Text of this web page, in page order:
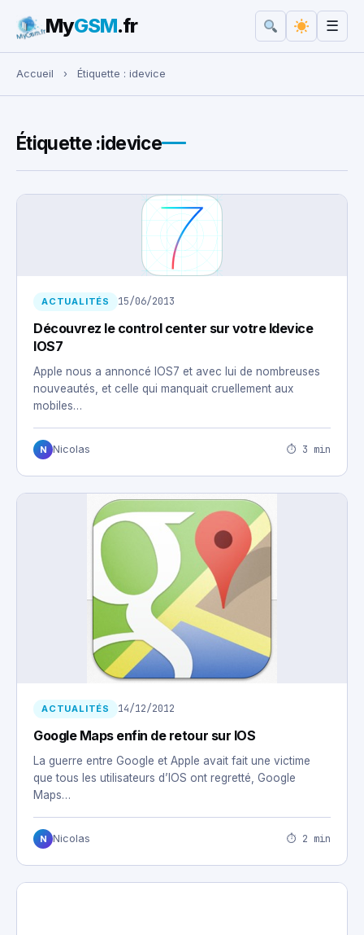
Rechercher :
MyGSM.fr ☰
Accueil › Étiquette : idevice
Étiquette :idevice
ACTUALITÉS 15/06/2013
Découvrez le control center sur votre Idevice
IOS7
Apple nous a annoncé IOS7 et avec lui de nombreuses
nouveautés, et celle qui manquait cruellement aux
mobiles…
N Nicolas ⏱ 3 min
ACTUALITÉS 14/12/2012
Google Maps enfin de retour sur IOS
La guerre entre Google et Apple avait fait une victime
que tous les utilisateurs d’IOS ont regretté, Google
Maps…
N Nicolas ⏱ 2 min